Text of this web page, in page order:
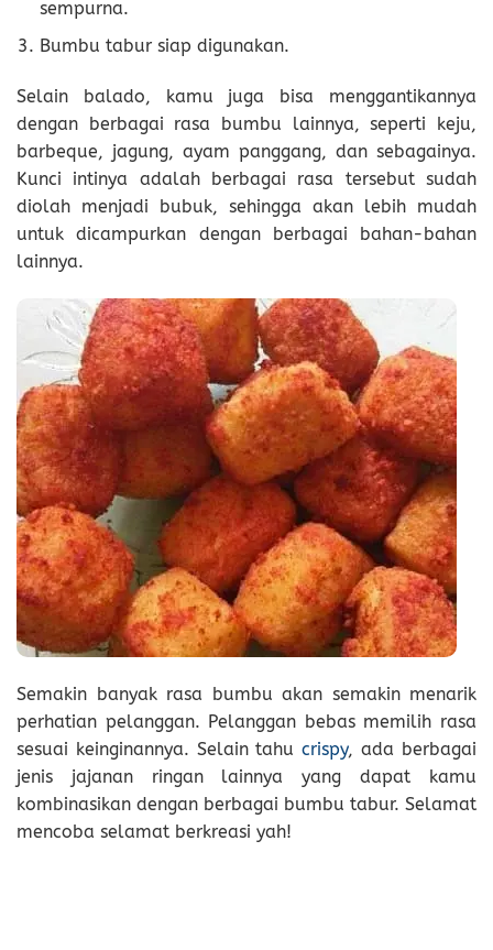
sempurna.
Bumbu tabur siap digunakan.
Selain balado, kamu juga bisa menggantikannya
dengan berbagai rasa bumbu lainnya, seperti keju,
barbeque, jagung, ayam panggang, dan sebagainya.
Kunci intinya adalah berbagai rasa tersebut sudah
diolah menjadi bubuk, sehingga akan lebih mudah
untuk dicampurkan dengan berbagai bahan-bahan
lainnya.
Semakin banyak rasa bumbu akan semakin menarik
perhatian pelanggan. Pelanggan bebas memilih rasa
sesuai keinginannya. Selain tahucrispy, ada berbagai
jenis jajanan ringan lainnya yang dapat kamu
kombinasikan dengan berbagai bumbu tabur. Selamat
mencoba selamat berkreasi yah!